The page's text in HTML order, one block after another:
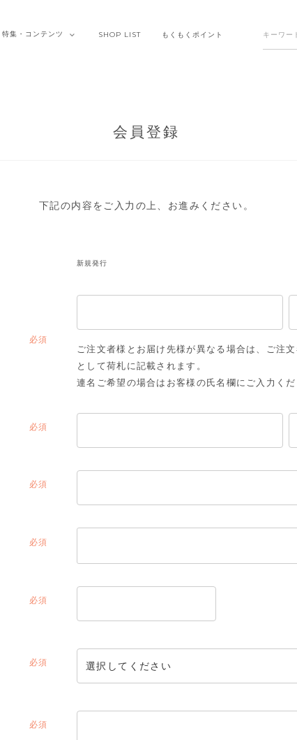
特集・ コンテンツ SHOP LIST もくもくポイント
会員登録
下記の内容をご入力の上、お進みください。
新規発行
ご注文者様とお届け先様が異なる場合は、ご注
として荷札に記載されます。
連名ご希望の場合はお客様の氏名欄にご入力くだ